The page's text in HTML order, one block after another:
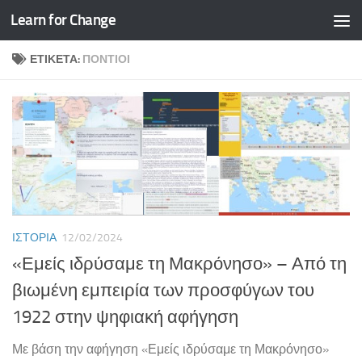
Skip to content
Learn for Change
ΕΤΙΚΈΤΑ: ΠΌΝΤΙΟΙ
ΙΣΤΟΡΊΑ 12/02/2024
«Εμείς ιδρύσαμε τη Μακρόνησο» – Από τη
βιωμένη εμπειρία των προσφύγων του
1922 στην ψηφιακή αφήγηση
Με βάση την αφήγηση «Εμείς ιδρύσαμε τη Μακρόνησο»